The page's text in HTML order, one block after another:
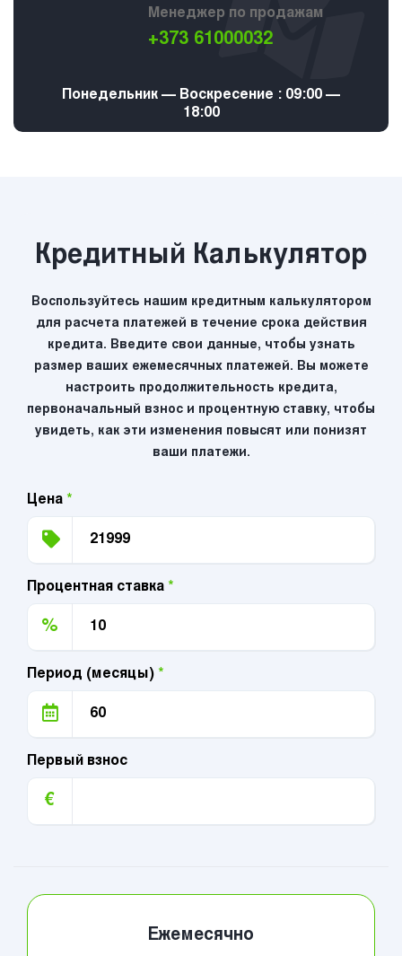
Менеджер по продажам
+373 61000032
Понедельник — Воскресение : 09:00 —
18:00
Кредитный Калькулятор
Воспользуйтесь нашим кредитным калькулятором
для расчета платежей в течение срока действия
кредита. Введите свои данные, чтобы узнать
размер ваших ежемесячных платежей. Вы можете
настроить продолжительность кредита,
первоначальный взнос и процентную ставку, чтобы
увидеть, как эти изменения повысят или понизят
ваши платежи.
Цена *
Процентная ставка *
%
Период (месяцы) *
Первый взнос
€
Ежемесячно